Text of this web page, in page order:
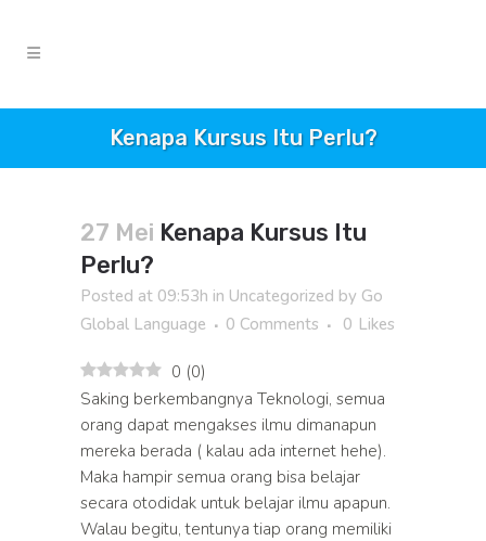
Kenapa Kursus Itu Perlu?
27 Mei Kenapa Kursus Itu
Perlu?
Posted at 09:53h in Uncategorized by Go
Global Language
0 Comments 0 Likes
0 (0)
Saking berkembangnya Teknologi, semua
orang dapat mengakses ilmu dimanapun
mereka berada ( kalau ada internet hehe).
Maka hampir semua orang bisa belajar
secara otodidak untuk belajar ilmu apapun.
Walau begitu, tentunya tiap orang memiliki